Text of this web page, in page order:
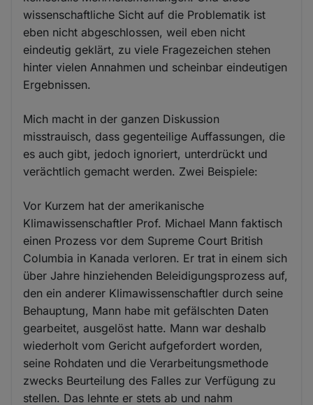
wissenschaftliche Sicht auf die Problematik ist
eben nicht abgeschlossen, weil eben nicht
eindeutig geklärt, zu viele Fragezeichen stehen
hinter vielen Annahmen und scheinbar eindeutigen
Ergebnissen.
Mich macht in der ganzen Diskussion
misstrauisch, dass gegenteilige Auffassungen, die
es auch gibt, jedoch ignoriert, unterdrückt und
verächtlich gemacht werden. Zwei Beispiele:
Vor Kurzem hat der amerikanische
Klimawissenschaftler Prof. Michael Mann faktisch
einen Prozess vor dem Supreme Court British
Columbia in Kanada verloren. Er trat in einem sich
über Jahre hinziehenden Beleidigungsprozess auf,
den ein anderer Klimawissenschaftler durch seine
Behauptung, Mann habe mit gefälschten Daten
gearbeitet, ausgelöst hatte. Mann war deshalb
wiederholt vom Gericht aufgefordert worden,
seine Rohdaten und die Verarbeitungsmethode
zwecks Beurteilung des Falles zur Verfügung zu
stellen. Das lehnte er stets ab und nahm